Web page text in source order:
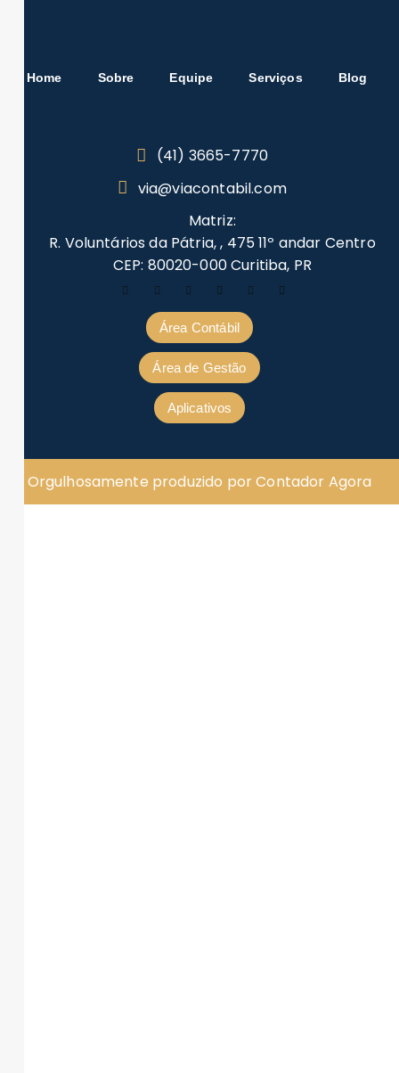
Home Sobre Equipe Serviços Blog
(41) 3665-7770
via@viacontabil.com
Matriz:
R. Voluntários da Pátria, , 475 11º andar Centro
CEP: 80020-000 Curitiba, PR
Área Contábil
Área de Gestão
Aplicativos
Orgulhosamente produzido por Contador Agora